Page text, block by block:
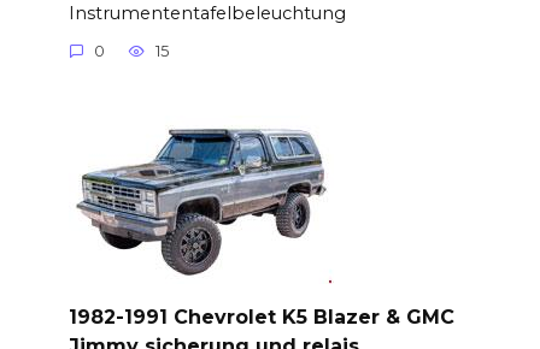
Instrumententafelbeleuchtung
0 15
1982-1991 Chevrolet K5 Blazer & GMC